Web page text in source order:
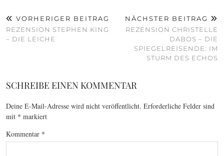
VORHERIGER BEITRAG
REZENSION STEPHEN KING
– DIE LEICHE
NÄCHSTER BEITRAG
REZENSION CHRISTELLE
DABOS – DIE
SPIEGELREISENDE: IM
STURM DES ECHOS
SCHREIBE EINEN KOMMENTAR
Deine E-Mail-Adresse wird nicht veröffentlicht. Erforderliche Felder sind
mit * markiert
Kommentar *